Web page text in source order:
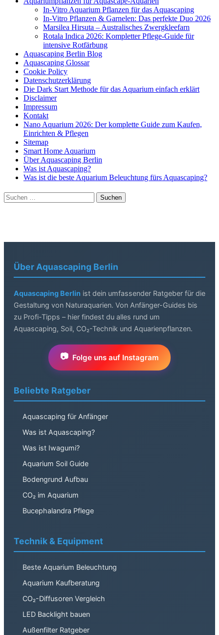
In-Vitro Aquarium Pflanzen für das Aquascaping
In-Vitro Pflanzen & Garnelen: Das perfekte Duo 2026
Marsilea Hirsuta – Australisches Zwergkleefarn
Rotala Indica 2026: Kompletter Pflege-Guide für
intensive Rotfärbung
Aquascaping Berlin Blog
Aquascaping Glossar
Cookie Policy
Datenschutzerklärung
Die Dark Start Methode für das Aquarium einfach erklärt
Disclaimer
Impressum
Kontakt
Nano Aquarium 2026: Der komplette Guide zum Kaufen,
Einrichten & Pflegen
Sitemap
Smart Home Aquarium
Über Aquascaping Berlin
Was ist Aquascaping?
Was ist die beste Aquarium Beleuchtung fürs Aquascaping?
Suchen
nach:
Über Aquascaping Berlin
Aquascaping Berlin ist dein umfassender Ratgeber für die
Gestaltung von Naturaquarien. Von Anfänger-Guides bis
zu Profi-Tipps – hier findest du alles rund um
Aquascaping, Soil, CO₂-Technik und Aquarienpflanzen.
Folge uns auf Instagram
Beliebte Ratgeber
Aquascaping für Anfänger
Was ist Aquascaping?
Was ist Iwagumi?
Aquarium Soil Guide
Bodengrund Aufbau
CO₂ im Aquarium
Bucephalandra Pflege
Technik & Equipment
Beste Aquarium Beleuchtung
Aquarium Kaufberatung
CO₂-Diffusoren Vergleich
LED Backlight bauen
Außenfilter Ratgeber